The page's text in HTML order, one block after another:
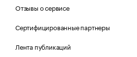
Отзывы о сервисе
Сертифицированные партнеры
Лента публикаций